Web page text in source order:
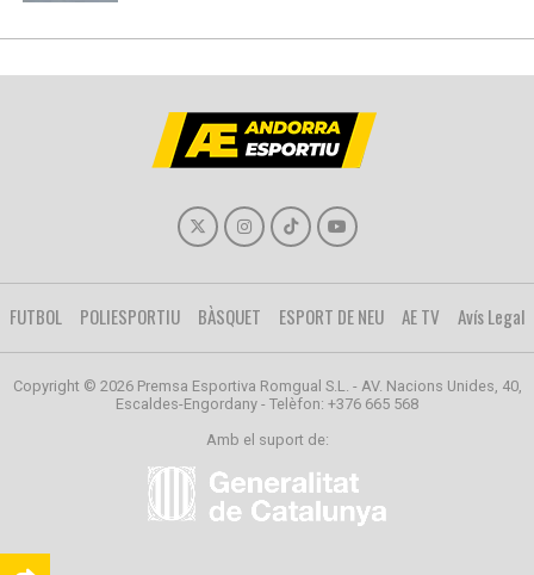
FUTBOL POLIESPORTIU BÀSQUET ESPORT DE NEU AE TV Avís Legal
Copyright © 2026 Premsa Esportiva Romgual S.L. - AV. Nacions Unides, 40,
Escaldes-Engordany - Telèfon: +376 665 568
Amb el suport de: